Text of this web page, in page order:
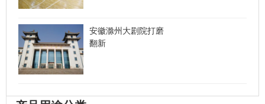
安徽滁州大剧院打磨
翻新